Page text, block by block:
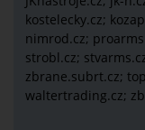
kostelecky.cz;
nimrod.cz;
strobl.cz;
zbrane.subrt.cz;
waltertrading.cz;